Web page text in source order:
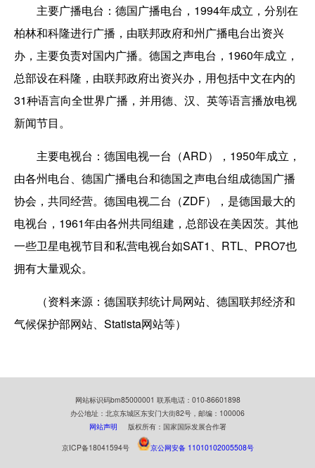
主要广播电台：德国广播电台，1994年成立，分别在
柏林和科隆进行广播，由联邦政府和州广播电台出资兴
办，主要负责对国内广播。德国之声电台，1960年成立，
总部设在科隆，由联邦政府出资兴办，用包括中文在内的
31种语言向全世界广播，并用德、汉、英等语言播放电视
新闻节目。
主要电视台：德国电视一台（ARD），1950年成立，
由各州电台、德国广播电台和德国之声电台组成德国广播
协会，共同经营。德国电视二台（ZDF），是德国最大的
电视台，1961年由各州共同组建，总部设在美因茨。其他
一些卫星电视节目和私营电视台如SAT1、RTL、PRO7也
拥有大量观众。
（资料来源：德国联邦统计局网站、德国联邦经济和
气候保护部网站、Statista网站等）
网站标识码bm85000001 联系电话：010-86601898
办公地址：北京东城区东安门大街82号，邮编：100006
网站声明
版权所有：国家国际发展合作署
京ICP备18041594号
京公网安备 11010102005508号